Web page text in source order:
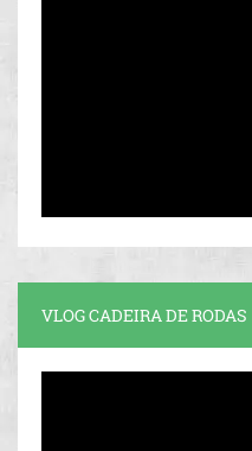
VLOG CADEIRA DE RODAS